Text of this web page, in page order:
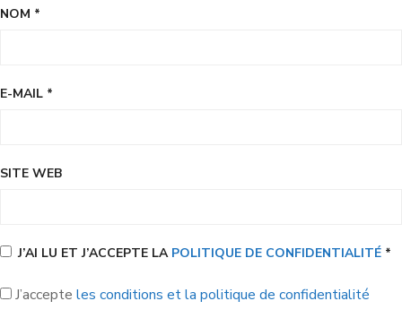
NOM *
E-MAIL *
SITE WEB
J’AI LU ET J’ACCEPTE LA POLITIQUE DE CONFIDENTIALITÉ *
J’accepte les conditions et la politique de confidentialité